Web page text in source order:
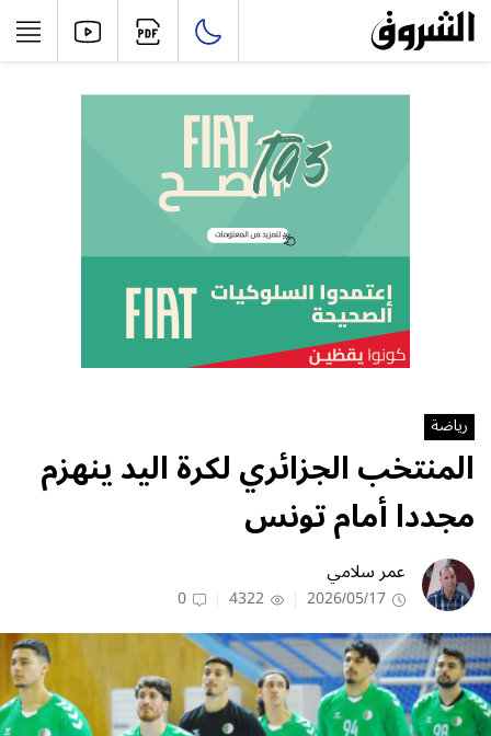
رياضة
المنتخب الجزائري لكرة اليد ينهزم
مجددا أمام تونس
عمر سلامي
2026/05/17
4322
0